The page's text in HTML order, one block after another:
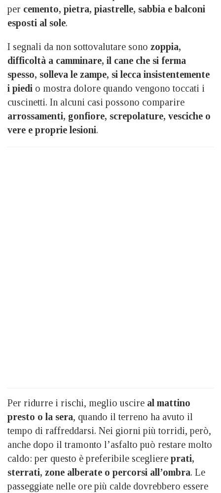
per cemento, pietra, piastrelle, sabbia e balconi
esposti al sole.
I segnali da non sottovalutare sono zoppia,
difficoltà a camminare, il cane che si ferma
spesso, solleva le zampe, si lecca insistentemente
i piedi o mostra dolore quando vengono toccati i
cuscinetti. In alcuni casi possono comparire
arrossamenti, gonfiore, screpolature, vesciche o
vere e proprie lesioni.
Per ridurre i rischi, meglio uscire al mattino
presto o la sera, quando il terreno ha avuto il
tempo di raffreddarsi. Nei giorni più torridi, però,
anche dopo il tramonto l’asfalto può restare molto
caldo: per questo è preferibile scegliere prati,
sterrati, zone alberate o percorsi all’ombra. Le
passeggiate nelle ore più calde dovrebbero essere